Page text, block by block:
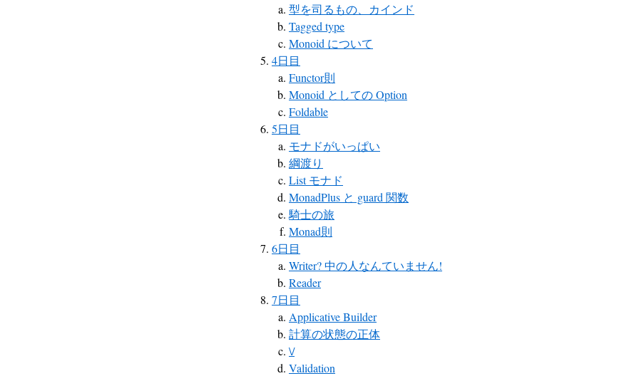
型を司るもの、カインド
Tagged type
Monoid について
4日目
Functor則
Monoid としての Option
Foldable
5日目
モナドがいっぱい
綱渡り
List モナド
MonadPlus と guard 関数
騎士の旅
Monad則
6日目
Writer? 中の人なんていません!
Reader
7日目
Applicative Builder
計算の状態の正体
\/
Validation